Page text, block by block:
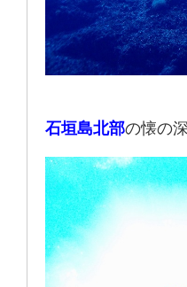
石垣島北部の懐の